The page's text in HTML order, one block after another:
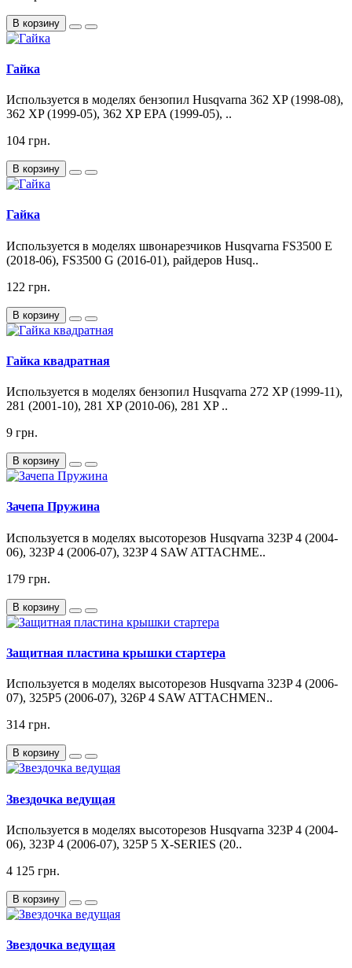
В корзину
Гайка
Используется в моделях бензопил Husqvarna 362 XP (1998-08),
362 XP (1999-05), 362 XP EPA (1999-05), ..
104 грн.
В корзину
Гайка
Используется в моделях швонарезчиков Husqvarna FS3500 E
(2018-06), FS3500 G (2016-01), райдеров Husq..
122 грн.
В корзину
Гайка квадратная
Используется в моделях бензопил Husqvarna 272 XP (1999-11),
281 (2001-10), 281 XP (2010-06), 281 XP ..
9 грн.
В корзину
Зачепа Пружина
Используется в моделях высоторезов Husqvarna 323P 4 (2004-
06), 323P 4 (2006-07), 323P 4 SAW ATTACHME..
179 грн.
В корзину
Защитная пластина крышки стартера
Используется в моделях высоторезов Husqvarna 323P 4 (2006-
07), 325P5 (2006-07), 326P 4 SAW ATTACHMEN..
314 грн.
В корзину
Звездочка ведущая
Используется в моделях высоторезов Husqvarna 323P 4 (2004-
06), 323P 4 (2006-07), 325P 5 X-SERIES (20..
4 125 грн.
В корзину
Звездочка ведущая